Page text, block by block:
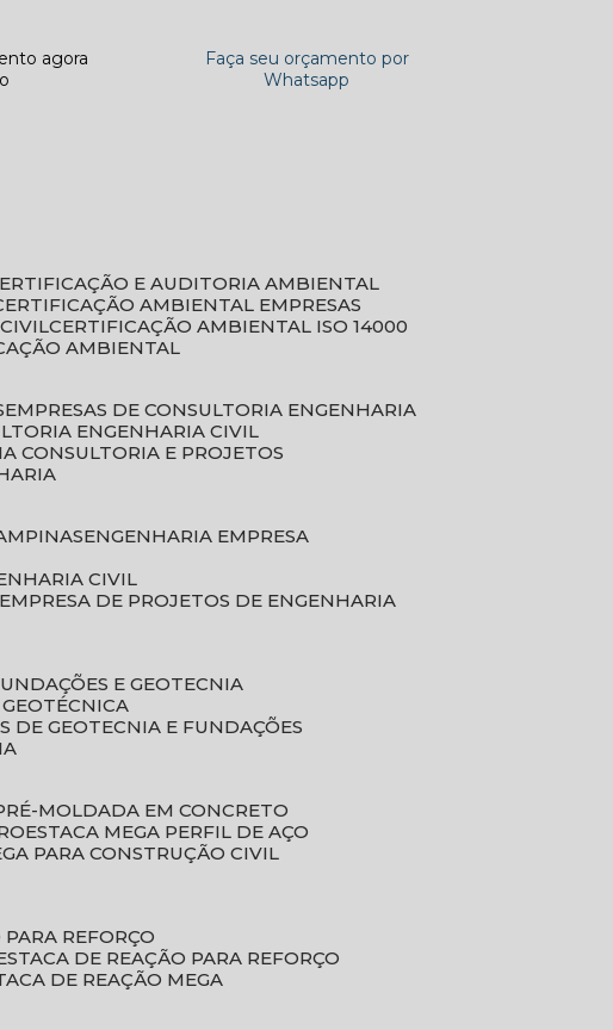
agora
Faça seu orçamento por
Whatsapp
CERTIFICAÇÃO E AUDITORIA AMBIENTAL
CERTIFICAÇÃO AMBIENTAL EMPRESAS
CERTIFICAÇÃO AMBIENTAL ISO 14000
AMBIENTAL
EMPRESAS DE CONSULTORIA ENGENHARIA
ENGENHARIA CIVIL
CONSULTORIA E PROJETOS
ENGENHARIA EMPRESA
CIVIL
EMPRESA DE PROJETOS DE ENGENHARIA
E GEOTECNIA
GEOTÉCNICA
DE GEOTECNIA E FUNDAÇÕES
MOLDADA EM CONCRETO
ESTACA MEGA PERFIL DE AÇO
PARA CONSTRUÇÃO CIVIL
PARA REFORÇO
ESTACA DE REAÇÃO PARA REFORÇO
DE REAÇÃO MEGA